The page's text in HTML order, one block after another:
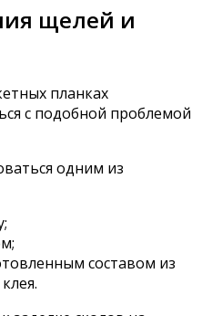
щелей и
планках
с подобной проблемой
одним из
составом из